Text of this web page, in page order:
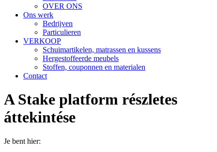
OVER ONS
Ons werk
Bedrijven
Particulieren
VERKOOP
Schuimartikelen, matrassen en kussens
Hergestoffeerde meubels
Stoffen, couponnen en materialen
Contact
A Stake platform részletes
áttekintése
Je bent hier: